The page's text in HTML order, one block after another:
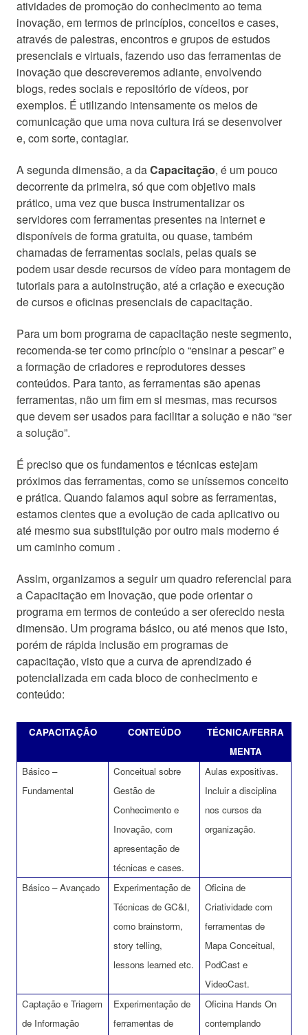
atividades de promoção do conhecimento ao tema
inovação, em termos de princípios, conceitos e cases,
através de palestras, encontros e grupos de estudos
presenciais e virtuais, fazendo uso das ferramentas de
inovação que descreveremos adiante, envolvendo
blogs, redes sociais e repositório de vídeos, por
exemplos. É utilizando intensamente os meios de
comunicação que uma nova cultura irá se desenvolver
e, com sorte, contagiar.
A segunda dimensão, a daCapacitação, é um pouco
decorrente da primeira, só que com objetivo mais
prático, uma vez que busca instrumentalizar os
servidores com ferramentas presentes na internet e
disponíveis de forma gratuita, ou quase, também
chamadas de ferramentas sociais, pelas quais se
podem usar desde recursos de vídeo para montagem de
tutoriais para a autoinstrução, até a criação e execução
de cursos e oficinas presenciais de capacitação.
Para um bom programa de capacitação neste segmento,
recomenda-se ter como princípio o “ensinar a pescar” e
a formação de criadores e reprodutores desses
conteúdos. Para tanto, as ferramentas são apenas
ferramentas, não um fim em si mesmas, mas recursos
que devem ser usados para facilitar a solução e não “ser
a solução”.
É preciso que os fundamentos e técnicas estejam
próximos das ferramentas, como se uníssemos conceito
e prática. Quando falamos aqui sobre as ferramentas,
estamos cientes que a evolução de cada aplicativo ou
até mesmo sua substituição por outro mais moderno é
um caminho comum .
Assim, organizamos a seguir um quadro referencial para
a Capacitação em Inovação, que pode orientar o
programa em termos de conteúdo a ser oferecido nesta
dimensão. Um programa básico, ou até menos que isto,
porém de rápida inclusão em programas de
capacitação, visto que a curva de aprendizado é
potencializada em cada bloco de conhecimento e
conteúdo:
CAPACITAÇÃO CONTEÚDO
TÉCNICA/FERRA
MENTA
Básico –
Fundamental
Conceitual sobre
Gestão de
Conhecimento e
Inovação, com
apresentação de
técnicas e cases.
Aulas expositivas.
Incluir a disciplina
nos cursos da
organização.
Básico – Avançado
Experimentação de
Técnicas de GC&I,
como brainstorm,
story telling,
lessons learned etc.
Oficina de
Criatividade com
ferramentas de
Mapa Conceitual,
PodCast e
VideoCast.
Captação e Triagem
de Informação
Experimentação de
ferramentas de
Oficina Hands On
contemplando